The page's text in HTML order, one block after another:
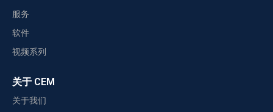
服务
软件
视频系列
关于 CEM
关于我们